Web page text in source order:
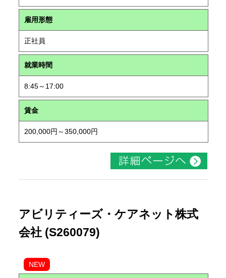
雇用形態
正社員
就業時間
8:45～17:00
賃金
200,000円～350,000円
アビリティーズ・ケアネット株式
会社 (S260079)
NEW